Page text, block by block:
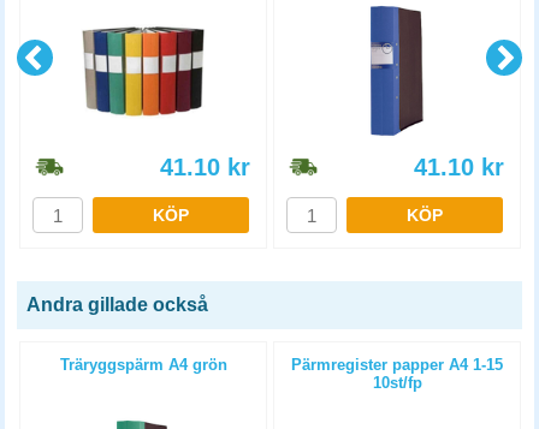
41.10 kr
KÖP
41.10 kr
KÖP
Andra gillade också
Träryggspärm A4 grön
Pärmregister papper A4 1-15
10st/fp